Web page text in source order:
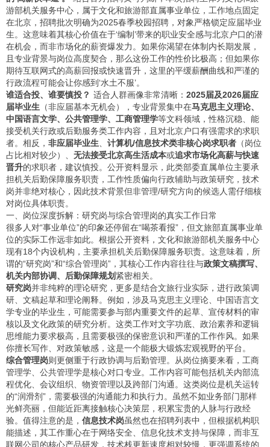
游部机关服务中心，属于文化和旅游部直属事业单位，工作地点固定
在北京，招聘批次明确为2025春季校园招聘，对象严格锁定应届毕业
生。这意味着其核心价值在于‘编制’带来的职业安全感与北京户口的潜
在机会，而非市场化的薪资爆发力。如果你渴望在体制内长期发展，
且专业背景与岗位高度契合，那么这份工作的性价比极高；但如果你
期待互联网式的高薪回报或快速晋升，这里的平缓薪酬曲线和严谨的
行政流程可能会让你感到‘水土不服’。
谁适合投、谁要慎投？ 适合人群画像非常清晰： 2025届及2026届应
届毕业生 （非应届基本无机会），专业背景集中在马克思主义理论、
中国语言文学、公共管理学、工商管理学等文科领域，性格沉稳、能
接受机关行政或后勤服务类工作内容，且对北京户口有强需求的求职
者。相反， 非应届毕业生 计算机/信息技术类非核心岗求职者 （岗位
占比相对较少）、 无法接受北京高生活成本或追求市场化高薪与快速
晋升的求职者，建议慎投。公开资料显示，此类部委直属单位主要承
担机关后勤保障服务职责，工作性质偏向行政辅助与政策研究，技术
岗并非绝对核心，因此技术背景但非管理/研究方向的候选人需仔细核
对岗位具体职责。
一、岗位深度拆解：研究岗与综合管理岗的真实工作日常
很多人对“事业单位”的印象还停留在“喝茶看报”，但文旅部直属事业单
位的实际工作远非如此。根据公开资料，文化和旅游部机关服务中心
现有18个内设机构，主要承担机关后勤保障服务职责。这意味着，所
谓的“研究岗”和“综合管理岗”，其核心工作内容往往与政策文稿撰写、
机关内部协调、后勤保障规划 紧密相关。
研究岗并非纯粹的理论研究，更多是结合文旅行业实际，进行政策调
研、文稿起草和理论阐释。例如，涉及马克思主义理论、中国语言文
学专业的毕业生，可能需要参与部内重要文件的起草、宣传材料的审
核以及文化政策的研究分析。这类工作对文字功底、政治素养和逻辑
思维能力要求极高，且需要极强的保密意识和严谨的工作作风。如果
你擅长写作、对政策敏感，这是一个能极大锻炼宏观视野的平台。
综合管理岗则更侧重于行政协调与后勤管理。从岗位摘要来看，工商
管理学、公共管理学是核心对口专业。工作内容可能包括机关内部流
程优化、会议组织、物资管理以及跨部门沟通。这类岗位是机关运转
的“润滑剂”，需要极强的沟通能力和执行力。虽然不如业务部门那样
光鲜亮丽，但能近距离接触核心决策层，积累宝贵的人脉与行政经
验。值得注意的是， 信息技术岗虽然也在招聘列表中，但根据机构职
能描述，其工作重心在于网络安全、信息化技术支持与保障，而非互
联网公司的核心产品研发，技术栈更新速度相对较慢，更强调系统的